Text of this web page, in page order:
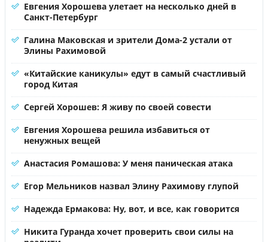
Евгения Хорошева улетает на несколько дней в
Санкт-Петербург
Галина Маковская и зрители Дома-2 устали от
Элины Рахимовой
«Китайские каникулы» едут в самый счастливый
город Китая
Сергей Хорошев: Я живу по своей совести
Евгения Хорошева решила избавиться от
ненужных вещей
Анастасия Ромашова: У меня паническая атака
Егор Мельников назвал Элину Рахимову глупой
Надежда Ермакова: Ну, вот, и все, как говорится
Никита Гуранда хочет проверить свои силы на